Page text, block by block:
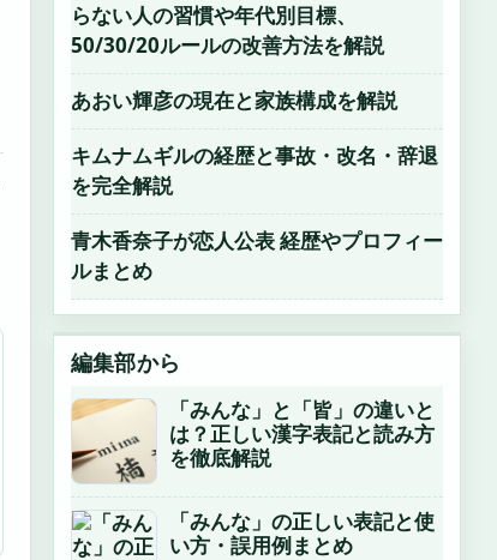
らない人の習慣や年代別目標、
50/30/20ルールの改善方法を解説
あおい輝彦の現在と家族構成を解説
キムナムギルの経歴と事故・改名・辞退
を完全解説
青木香奈子が恋人公表 経歴やプロフィー
ルまとめ
編集部から
「みんな」と「皆」の違いと
は？正しい漢字表記と読み方
を徹底解説
「みんな」の正しい表記と使
い方・誤用例まとめ